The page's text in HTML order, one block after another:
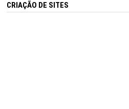
CRIAÇÃO DE SITES